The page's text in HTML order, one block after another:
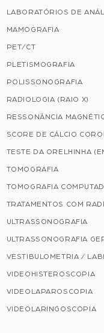
LABORATÓRIOS DE
MAMOGRAFIA
PET/CT
PLETISMOGRAFIA
POLISSONOGRAFIA
RADIOLOGIA (RAIO X)
RESSONÂNCIA
SCORE DE CÁLCIO
TESTE DA ORELHINHA
TOMOGRAFIA
TOMOGRAFIA
TRATAMENTOS COM
ULTRASSONOGRAFIA
ULTRASSONOGRAFIA
VESTIBULOMETRIA /
VIDEOHISTEROSCOPIA
VIDEOLAPAROSCOPIA
VIDEOLARINGOSCOPIA